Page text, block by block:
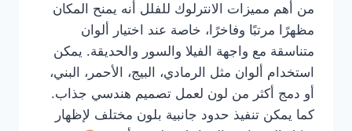
من أهم مميزات الانترلوك للفلل أنه يمنح المكان
مظهرًا مرتبًا وفاخرًا، خاصة عند اختيار ألوان
متناسقة مع واجهة الفيلا والسور والحديقة. يمكن
استخدام ألوان مثل الرمادي، البيج، الأحمر، البني،
أو دمج أكثر من لون لعمل تصميم هندسي جذاب.
كما يمكن تنفيذ حدود جانبية بلون مختلف لإظهار